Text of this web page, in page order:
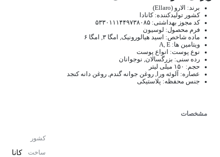
برند: الارو (Ellaro)
کشور تولید‎کننده: کانادا
کد مجوز بهداشتی: ۵۳۳۰۱۱۱۴۴۹۷۳۸۰۸۵
فرم محصول: لوسیون
ماده شاخص: اسید هیالورونیک, امگا ۳, امگا ۶
ویتامین ها: A, E
نوع پوست: انواع پوست
رده سنی: بزرگسالان, نوجوانان
حجم: ۱۵۰ میلی لیتر
عصاره: آلوئه ورا, روغن جوانه گندم, روغن دانه کنجد
جنس محفظه: پلاستیکی
مشخصات
کشور
ساخت
کانا